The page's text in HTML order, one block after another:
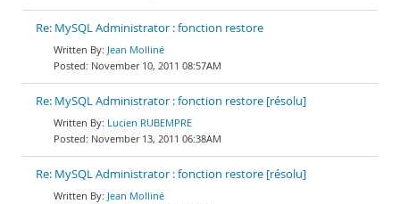
Re: MySQL Administrator : fonction restore
Jean Molliné
November 10, 2011 08:57AM
Re: MySQL Administrator : fonction restore [résolu]
Lucien RUBEMPRE
November 13, 2011 06:38AM
Re: MySQL Administrator : fonction restore [résolu]
Jean Molliné